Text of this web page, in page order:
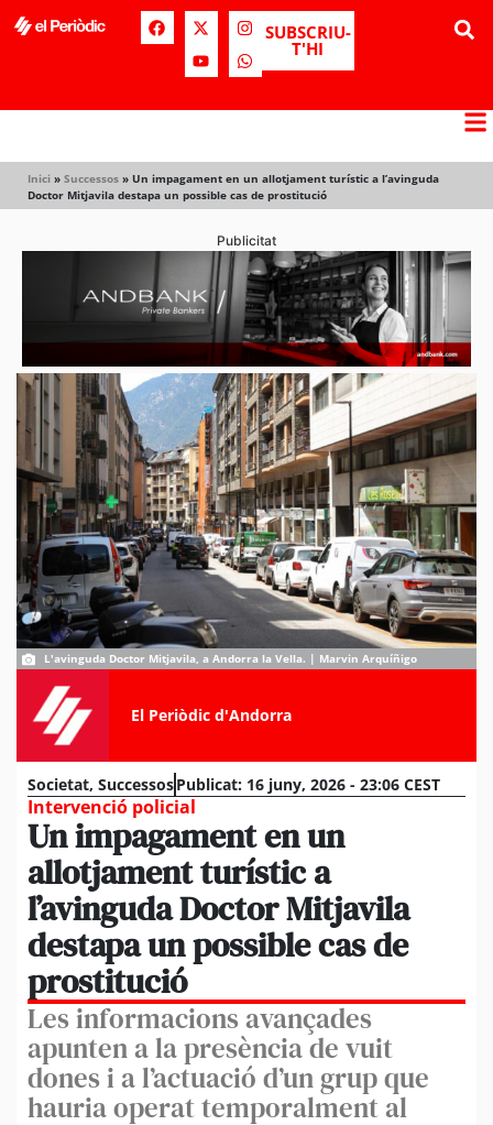
SUBSCRIU-
T'HI
Inici » Successos » Un impagament en un allotjament turístic a l’avinguda
Doctor Mitjavila destapa un possible cas de prostitució
Publicitat
L'avinguda Doctor Mitjavila, a Andorra la Vella. | Marvin Arquíñigo
El Periòdic d'Andorra
Societat, SuccessosPublicat: 16 juny, 2026 - 23:06 CEST
Intervenció policial
Un impagament en un
allotjament turístic a
l’avinguda Doctor Mitjavila
destapa un possible cas de
prostitució
Les informacions avançades
apunten a la presència de vuit
dones i a l’actuació d’un grup que
hauria operat temporalment al